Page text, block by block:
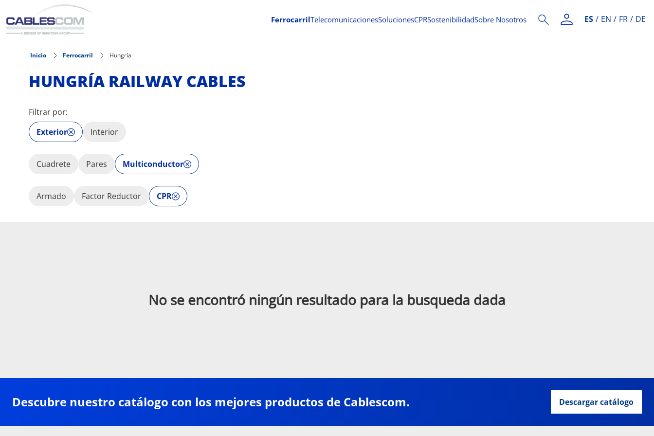
Pasar al contenido principal
FerrocarrilTelecomunicacionesSolucionesCPRSostenibilidadSobre Nosotros ES EN FR DE
Inicio Ferrocarril Hungría
HUNGRÍA RAILWAY CABLES
Filtrar por:
Exterior
Interior
Cuadrete Pares Multiconductor
Armado Factor Reductor CPR
No se encontró ningún resultado para la busqueda dada
Descubre nuestro catálogo con los mejores productos de Cablescom. Descargar catálogo